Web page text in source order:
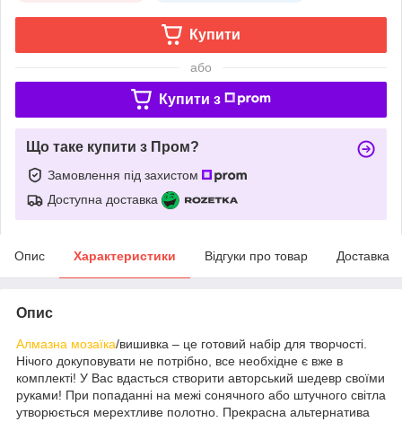
Купити
або
Купити з
Що таке купити з Пром?
Замовлення під захистом
Доступна доставка
Опис Характеристики Відгуки про товар Доставка
Опис
Алмазна мозаїка/вишивка – це готовий набір для творчості.
Нічого докуповувати не потрібно, все необхідне є вже в
комплекті! У Вас вдасться створити авторський шедевр своїми
руками! При попаданні на межі сонячного або штучного світла
утворюється мерехтливе полотно. Прекрасна альтернатива